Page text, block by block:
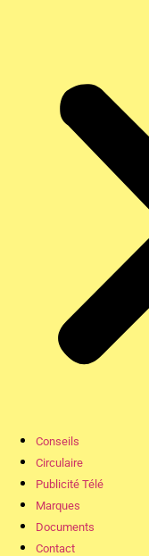
Conseils
Circulaire
Publicité Télé
Marques
Documents
Contact